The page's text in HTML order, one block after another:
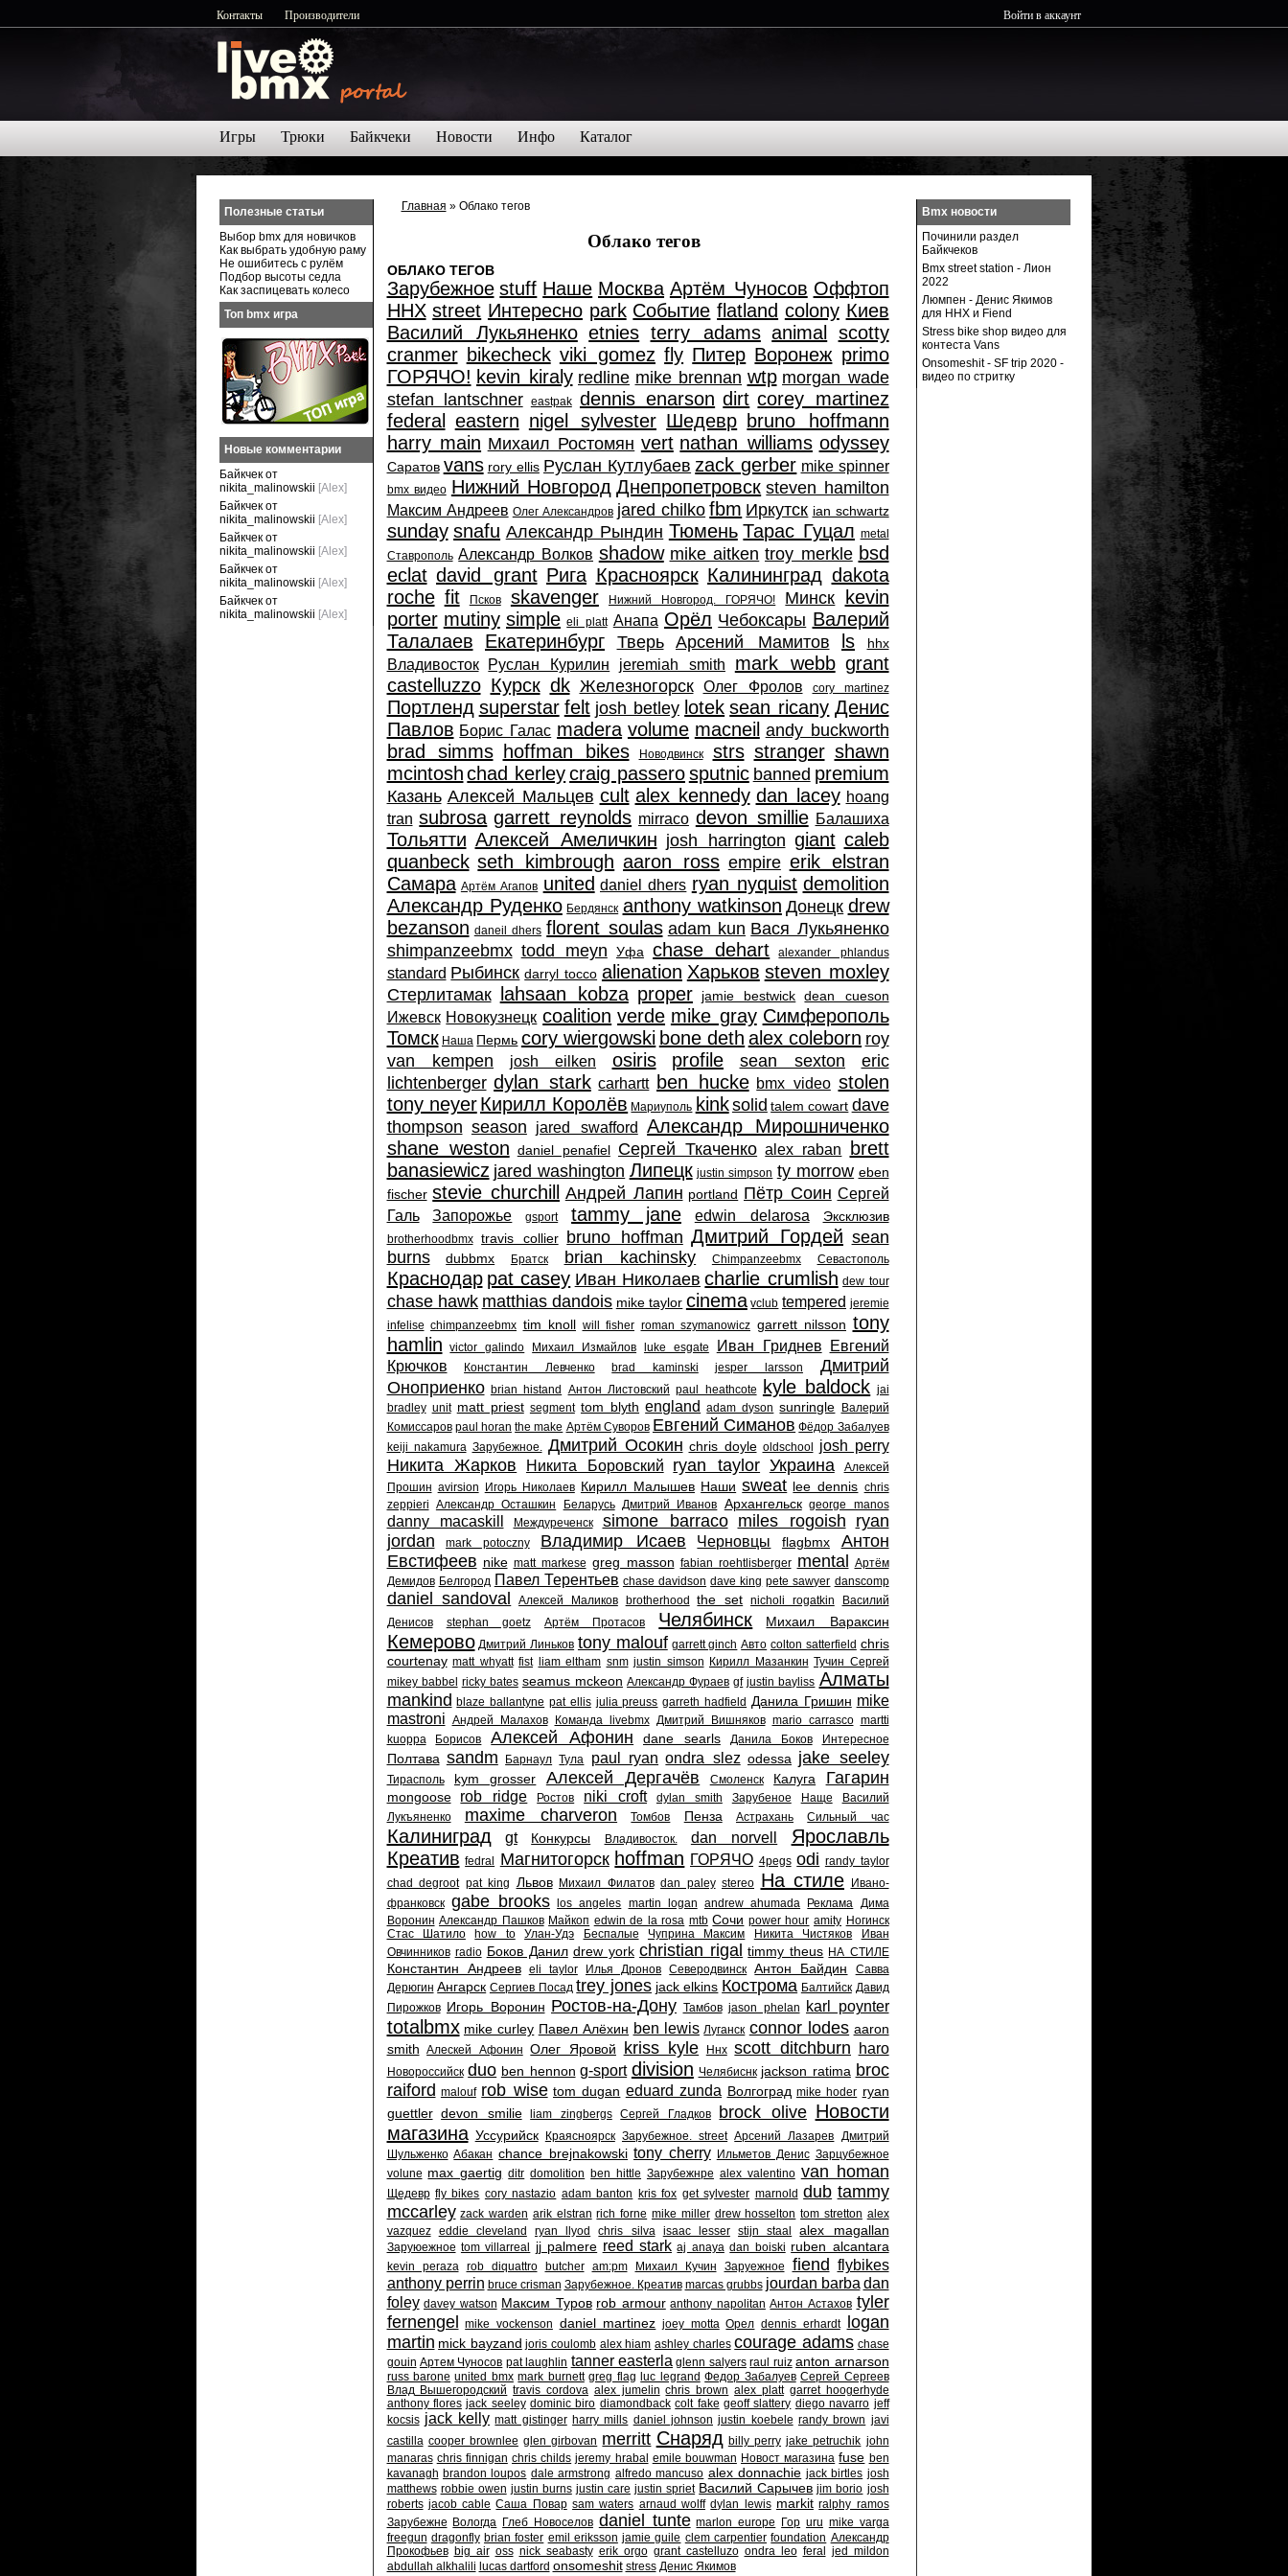
Войти в аккаунт
Контакты Производители
Игры Трюки Байкчеки Новости Инфо Каталог
Главная » Облако тегов
Облако тегов
ОБЛАКО ТЕГОВ
Зарубежное stuff Наше Москва Артём Чуносов Оффтоп
ННХ street Интересно park Событие flatland colony Киев
Василий Лукьяненко etnies terry adams animal
scotty
cranmer bikecheck viki gomez fly Питер Воронеж primo
ГОРЯЧО! kevin kiraly redline mike brennan wtp morgan wade
stefan lantschner eastpak dennis enarson dirt corey martinez
federal
eastern nigel sylvester Шедевр bruno hoffmann
harry main Михаил Ростомян vert nathan williams odyssey
Саратов vans rory ellis Руслан Кутлубаев zack gerber mike spinner
bmx видео Нижний Новгород Днепропетровск steven hamilton
Максим Андреев Олег Александров jared chilko fbm Иркутск ian schwartz
sunday snafu Александр Рындин Тюмень Тарас Гуцал metal
Ставрополь Александр Волков shadow mike aitken troy merkle bsd
eclat david grant Рига Красноярск Калининград dakota
roche fit Псков skavenger Нижний Новгород. ГОРЯЧО! Минск
kevin
porter mutiny simple eli platt Анапа Орёл Чебоксары Валерий
Талалаев
Екатеринбург Тверь Арсений Мамитов ls hhx
Владивосток Руслан Курилин jeremiah smith mark webb grant
castelluzzo Курск dk Железногорск Олег Фролов cory martinez
Портленд superstar felt josh betley lotek sean ricany Денис
Павлов Борис Галас madera volume macneil andy buckworth
brad simms hoffman bikes Новодвинск strs stranger shawn
mcintoshchad kerleycraig passerosputnic banned premium
Казань Алексей Мальцев cult alex kennedy dan lacey hoang
tran subrosa garrett reynolds mirraco devon smillie Балашиха
Тольятти Алексей Амеличкин josh harrington giant caleb
quanbeck seth kimbrough aaron ross empire erik elstran
Самара Артём Агапов united daniel dhers ryan nyquist demolition
Александр Руденко Бердянск anthony watkinson Донецк drew
bezanson daneil dhers florent soulas adam kun Вася Лукьяненко
shimpanzeebmx todd meyn Уфа chase dehart alexander phlandus
standard Рыбинск darryl tocco alienation Харьков steven moxley
Стерлитамак lahsaan kobza proper jamie bestwick dean cueson
Ижевск Новокузнецк coalition verde mike gray Симферополь
Томск Наша Пермь cory wiergowski bone deth alex coleborn roy
van kempen
josh eilken osiris profile sean sexton
eric
lichtenberger dylan stark carhartt ben hucke bmx video stolen
tony neyerКирилл Королёв Мариуполь kinksolid talem cowart dave
thompson season jared swafford
Александр Мирошниченко
shane weston daniel penafiel Сергей Ткаченко alex raban
brett
banasiewicz jared washington Липецк justin simpson ty morrow eben
fischer stevie churchill Андрей Лапин portland Пётр Соин Сергей
Галь
Запорожье gsport tammy jane edwin delarosa Эксклюзив
brotherhoodbmx travis collier bruno hoffman Дмитрий Гордей sean
burns
dubbmx Братск brian kachinsky Сhimpanzeebmx Севастополь
Краснодар pat casey Иван Николаев charlie crumlish dew tour
chase hawk matthias dandois mike taylor cinema vclub tempered jeremie
infelise chimpanzeebmx tim knoll will fisher roman szymanowicz garrett nilsson tony
hamlin victor galindo Михаил Измайлов luke esgate Иван Гриднев
Евгений
Крючков
Константин Левченко brad kaminski jesper larsson
Дмитрий
Оноприенко brian histand Антон Листовский paul heathcote kyle baldock jai
bradley unit matt priest segment tom blyth england adam dyson sunringle
Валерий
Комиссаров paul horan the make Артём Суворов Евгений Симанов Фёдор Забалуев
keiji nakamura Зарубежное. Дмитрий Осокин chris doyle oldschool josh perry
Никита Жарков Никита Боровский ryan taylor Украина
Алексей
Прошин avirsion Игорь Николаев Кирилл Малышев Наши sweat lee dennis chris
zeppieri Александр Осташкин Беларусь Дмитрий Иванов Архангельск george manos
danny macaskill Междуреченск simone barraco miles rogoish ryan
jordan
mark potoczny Владимир Исаев Черновцы flagbmx
Антон
Евстифеев nike matt markese greg masson fabian roehtlisberger mental
Артём
Демидов Белгород Павел Терентьев chase davidson dave king pete sawyer danscomp
daniel sandoval Алексей Маликов brotherhood the set nicholi rogatkin
Василий
Денисов
stephan goetz Артём Протасов Челябинск Михаил Вараксин
Кемерово Дмитрий Линьков tony malouf garrett ginch Авто colton satterfield chris
courtenay matt whyatt fist liam eltham snm justin simson Кирилл Мазанкин Тучин Сергей
mikey babbel ricky bates seamus mckeon Александр Фураев gf justin bayliss Алматы
mankind blaze ballantyne pat ellis julia preuss garreth hadfield Данила Гришин mike
mastroni Андрей Малахов Команда livebmx Дмитрий Вишняков mario carrasco martti
kuoppa
Борисов Алексей Афонин dane searls Данила Боков Интересное
Полтава sandm Барнаул Тула paul ryan ondra slez odessa jake seeley
Тирасполь kym grosser Алексей Дергачёв Смоленск Калуга Гагарин
mongoose rob ridge Ростов niki croft dylan smith Зарубеное Наще
Василий
Лукъяненко
maxime charveron Томбов Пенза Астрахань Сильный час
Калиниград gt Конкурсы Владивосток. dan norvell
Ярославль
Креатив fedral Магнитогорск hoffman ГОРЯЧО 4pegs odi randy taylor
chad degroot pat king Львов Михаил Филатов dan paley stereo На стиле
Ивано-
франковск gabe brooks los angeles martin logan andrew ahumada Реклама Дима
Воронин Александр Пашков Майкоп edwin de la rosa mtb Сочи power hour amity Ногинск
Стас Шатило
how to Улан-Удэ Беспалые Чуприна Максим Никита Чистяков
Иван
Овчинников radio Боков Данил drew york christian rigal timmy theus НА СТИЛЕ
Константин Андреев eli taylor Илья Дронов Северодвинск Антон Байдин
Савва
Дерюгин Ангарск Сергиев Посад trey jones jack elkins Кострома Балтийск Давид
Пирожков Игорь Воронин Ростов-на-Дону Тамбов jason phelan karl poynter
totalbmx mike curley Павел Алёхин ben lewis Луганск connor lodes aaron
smith Алескей Афонин Олег Яровой kriss kyle Ннх scott ditchburn haro
Новороссийск duo ben hennon g-sport division Челябиснк jackson ratima broc
raiford malouf rob wise tom dugan eduard zunda Волгоград mike hoder ryan
guettler devon smilie liam zingbergs Сергей Гладков brock olive Новости
магазина Уссурийск Краясноярск Зарубежное. street Арсений Лазарев Дмитрий
Шульженко Абакан chance brejnakowski tony cherry Ильметов Денис Зарцубежное
volune max gaertig ditr domolition ben hittle Зарубежнре alex valentino van homan
Щедевр fly bikes cory nastazio adam banton kris fox get sylvester marnold dub tammy
mccarley zack warden arik elstran rich forne mike miller drew hosselton tom stretton alex
vazquez
eddie cleveland ryan llyod chris silva isaac lesser stijn staal alex magallan
Заруюежное tom villarreal jj palmere reed stark aj anaya dan boiski ruben alcantara
kevin peraza rob diquattro butcher am:pm Михаил Кучин Заруежное fiend flybikes
anthony perrin bruce crisman Зарубежное. Креатив marcas grubbs jourdan barba dan
foley davey watson Максим Туров rob armour anthony napolitan Антон Астахов tyler
fernengel
mike vockenson daniel martinez joey motta Орел dennis erhardt
logan
martin mick bayzand joris coulomb alex hiam ashley charles courage adams chase
gouin Артем Чуносов pat laughlin tanner easterla glenn salyers raul ruiz anton arnarson
russ barone united bmx mark burnett greg flag luc legrand Федор Забалуев Сергей Сергеев
Влад Вышегородский travis cordova alex jumelin chris brown alex platt garret hoogerhyde
anthony flores jack seeley dominic biro diamondback colt fake geoff slattery diego navarro jeff
kocsis jack kelly matt gistinger harry mills daniel johnson justin koebele randy brown javi
castilla cooper brownlee glen girbovan merritt Снаряд billy perry jake petruchik john
manaras chris finnigan chris childs jeremy hrabal emile bouwman Новост магазина fuse ben
kavanagh brandon loupos dale armstrong alfredo mancuso alex donnachie jack birtles josh
matthews robbie owen justin burns justin care justin spriet Василий Сарычев jim borio josh
roberts jacob cable Саша Повар sam waters arnaud wolff dylan lewis markit ralphy ramos
Зарубежне Вологда Глеб Новоселов daniel tunte marlon europe Гор uru mike varga
freegun dragonfly brian foster emil eriksson jamie guile clem carpentier foundation Александр
Прокофьев big air oss nick seabasty erik orgo grant castelluzo ondra leo feral
jed mildon
abdullah alkhalili lucas dartford onsomeshit stress Денис Якимов
Полезные статьи
Выбор bmx для новичков
Как выбрать удобную раму
Не ошибитесь с рулём
Подбор высоты седла
Как заспицевать колесо
Топ bmx игра
Новые комментарии
Байкчек от
nikita_malinowskii [Alex]
Байкчек от
nikita_malinowskii [Alex]
Байкчек от
nikita_malinowskii [Alex]
Байкчек от
nikita_malinowskii [Alex]
Байкчек от
nikita_malinowskii [Alex]
Bmx новости
Починили раздел
Байкчеков
Bmx street station - Лион
2022
Люмпен - Денис Якимов
для ННХ и Fiend
Stress bike shop видео для
контеста Vans
Onsomeshit - SF trip 2020 -
видео по стритку